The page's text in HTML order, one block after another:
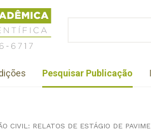
Pesquisar Publicação
CIVIL: RELATOS DE ESTÁGIO DE